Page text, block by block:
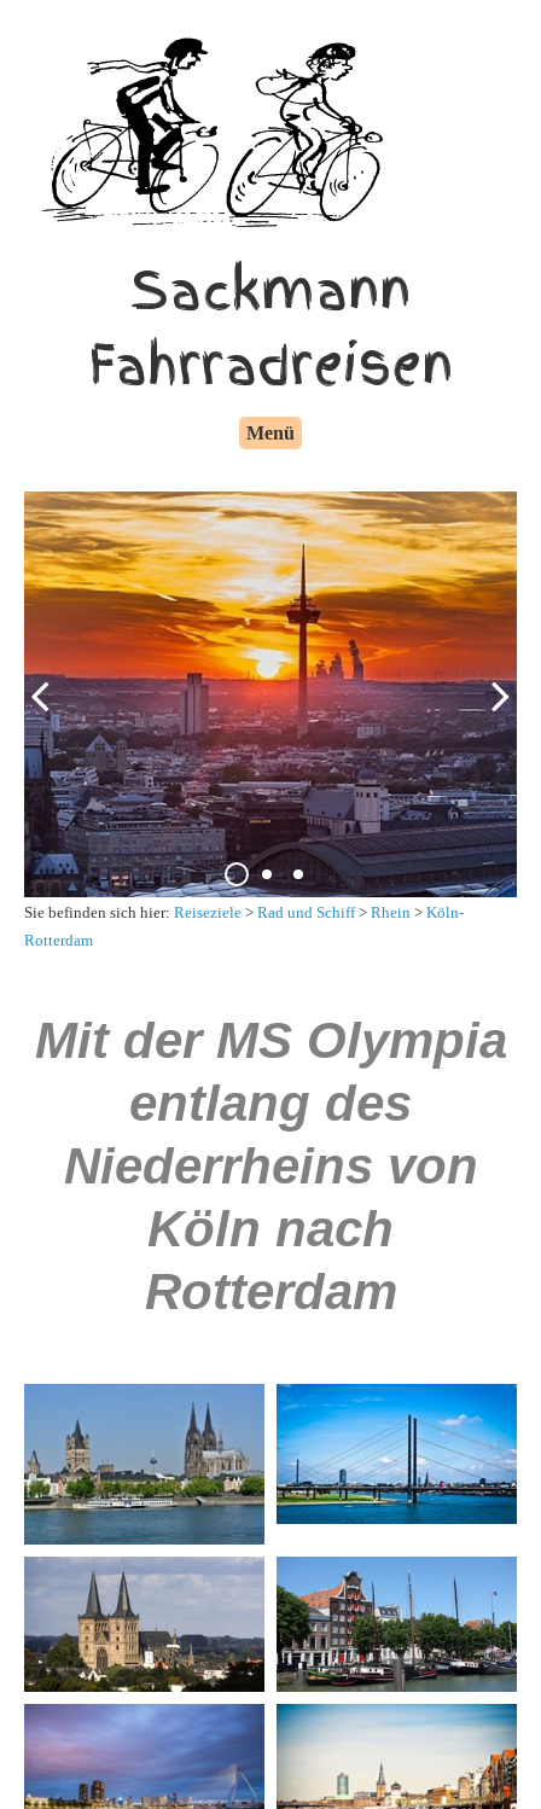
Sackmann
Fahrradreisen
Menü
Sie befinden sich hier: Reiseziele > Rad und Schiff> Rhein > Köln-
Rotterdam
Mit der MS Olympia
entlang des
Niederrheins von
Köln nach
Rotterdam